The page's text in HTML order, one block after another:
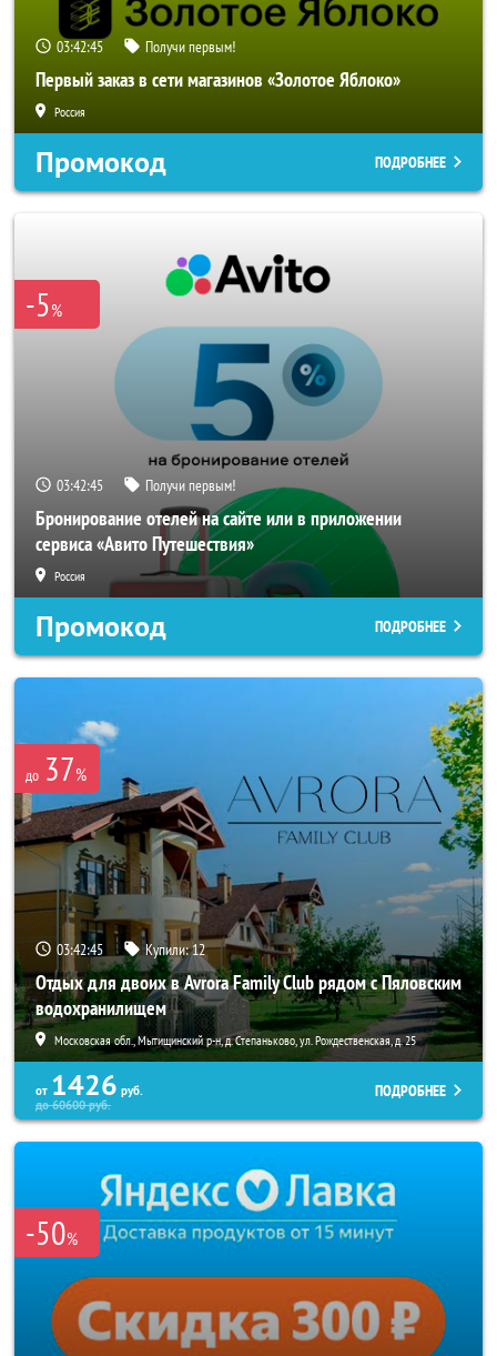
03:42:42 Получи первым!
Первый заказ в сети магазинов «Золотое Яблоко»
Россия
Промокод ПОДРОБНЕЕ
-5%
03:42:42 Получи первым!
Бронирование отелей на сайте или в приложении
сервиса «Авито Путешествия»
Россия
Промокод ПОДРОБНЕЕ
до 37%
03:42:42 Купили:12
Отдых для двоих в Avrora Family Club рядом с Пяловским
водохранилищем
Московская обл., Мытищинский р-н, д. Степаньково, ул. Рождественская, д. 25
от 1426 руб.
до60600руб.
ПОДРОБНЕЕ
-50%